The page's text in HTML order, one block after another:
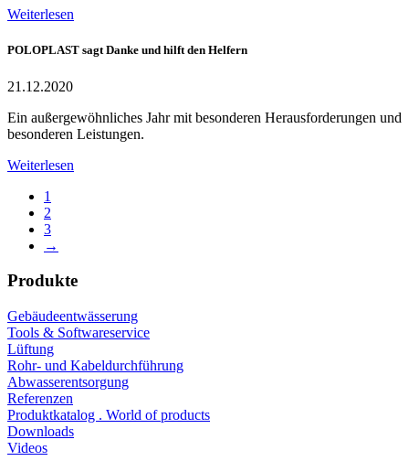
Weiterlesen
POLOPLAST sagt Danke und hilft den Helfern
21.12.2020
Ein außergewöhnliches Jahr mit besonderen Herausforderungen und
besonderen Leistungen.
Weiterlesen
1
2
3
→
Produkte
Gebäudeentwässerung
Tools & Softwareservice
Lüftung
Rohr- und Kabeldurchführung
Abwasserentsorgung
Referenzen
Produktkatalog . World of products
Downloads
Videos